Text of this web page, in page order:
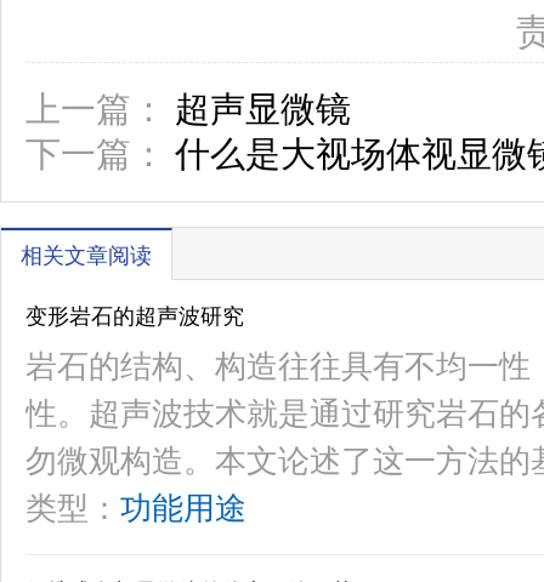
上一篇： 超声显微镜
下一篇： 什么是大视场体视显微
相关文章阅读
变形岩石的超声波研究
岩石的结构、构造往往具有不均一
性。超声波技术就是通过研究岩石
勿微观构造。本文论述了这一方法
类型： 功能用途